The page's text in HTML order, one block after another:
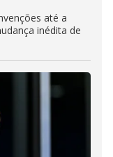
até a
inédita de